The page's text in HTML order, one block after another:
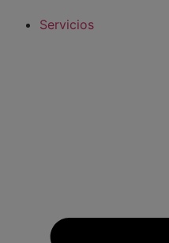
Servicios